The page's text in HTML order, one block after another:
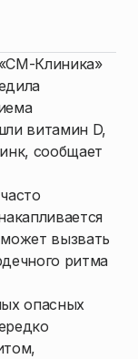
Клиника»
витамин D,
сообщает
вызвать
ритма
опасных